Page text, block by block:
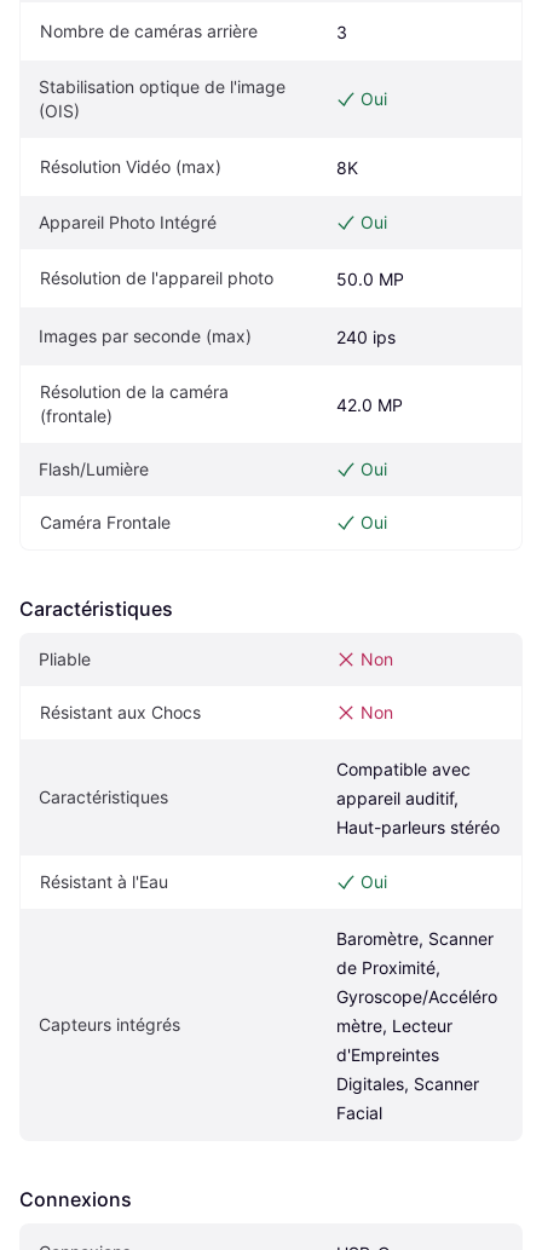
Nombre de caméras arrière 3
Stabilisation optique de l'image
(OIS)
Oui
Résolution Vidéo (max) 8K
Appareil Photo Intégré Oui
Résolution de l'appareil photo 50.0 MP
Images par seconde (max) 240 ips
Résolution de la caméra
(frontale)
42.0 MP
Flash/Lumière Oui
Caméra Frontale Oui
Caractéristiques
Pliable Non
Résistant aux Chocs Non
Caractéristiques
Compatible avec
appareil auditif,
Haut-parleurs stéréo
Résistant à l'Eau Oui
Capteurs intégrés
Baromètre, Scanner
de Proximité,
Gyroscope/Accéléro
mètre, Lecteur
d'Empreintes
Digitales, Scanner
Facial
Connexions